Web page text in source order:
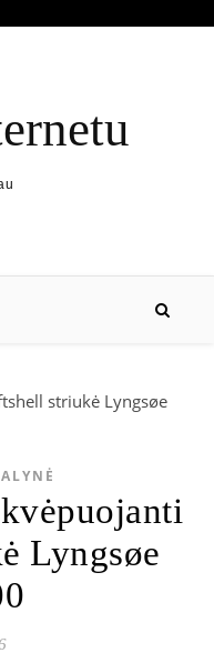
Lyngsøe